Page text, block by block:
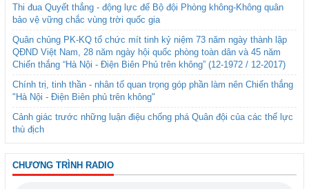
Thi đua Quyết thắng - động lực để Bộ đội Phòng không-Không quân
bảo vệ vững chắc vùng trời quốc gia
Quân chủng PK-KQ tổ chức mít tinh kỷ niệm 73 năm ngày thành lập
QĐND Việt Nam, 28 năm ngày hội quốc phòng toàn dân và 45 năm
Chiến thắng “Hà Nội - Điện Biên Phủ trên không” (12-1972 / 12-2017)
Chính trị, tinh thần - nhân tố quan trọng góp phần làm nên Chiến thắng
"Hà Nội - Điện Biên phủ trên không"
Cảnh giác trước những luận điệu chống phá Quân đội của các thế lực
thù địch
CHƯƠNG TRÌNH RADIO